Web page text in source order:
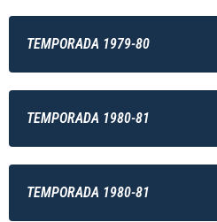
TEMPORADA 1979-80
TEMPORADA 1980-81
TEMPORADA 1980-81